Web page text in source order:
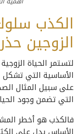
الكذب
الزوجين
لتستمر الحياة
الأساسية التي تشكل
على سبيل المثال
التي تضمن وجود
فالكذب هو أخطر